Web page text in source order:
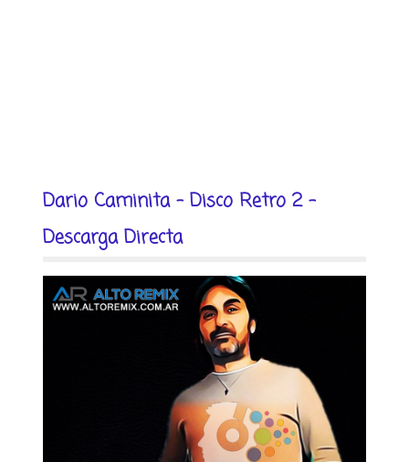
Dario Caminita - Disco Retro 2 -
Descarga Directa